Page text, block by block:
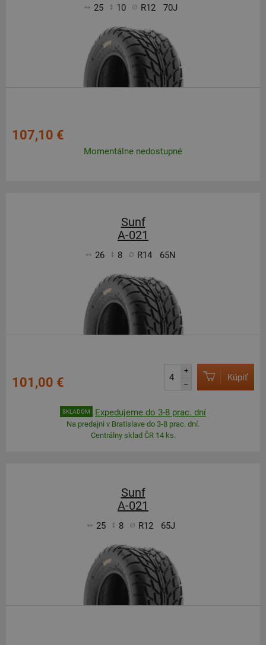
25 10 R12 70J
107,10 €
Momentálne nedostupné
Sunf
A-021
26 8 R14 65N
101,00 €
+
–
Kúpiť
SKLADOM Expedujeme do 3-8 prac. dní
Na predajni v Bratislave do 3-8 prac. dní.
Centrálny sklad ČR 14 ks.
Sunf
A-021
25 8 R12 65J